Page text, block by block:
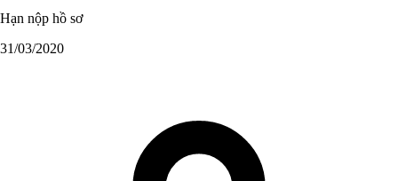
Hạn nộp hồ sơ
31/03/2020